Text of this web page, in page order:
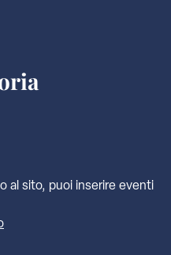
al sito, puoi inserire eventi